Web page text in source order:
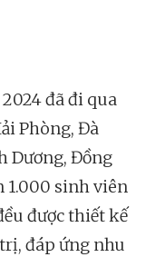
đã đi qua
Phòng, Đà
Dương, Đồng
1.000 sinh viên
được thiết kế
đáp ứng nhu